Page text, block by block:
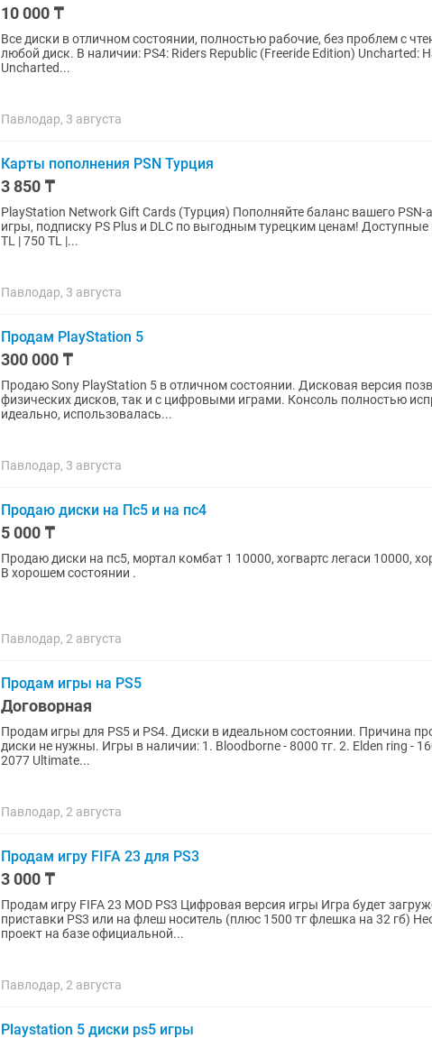
10 000 ₸
Все диски в отличном состоянии, полностью рабочие, без проблем с
любой диск. В наличии: PS4: Riders Republic (Freeride Edition) Uncharted: Натан Дрейк. Коллекция
Uncharted...
Павлодар, 3 августа
Карты пополнения PSN Турция
3 850 ₸
PlayStation Network Gift Cards (Турция) Пополняйте баланс вашего PSN-аккаунта и покупайте
игры, подписку PS Plus и DLC по выгодным турецким ценам! Доступные номиналы: 250 TL | 500
TL | 750 TL |...
Павлодар, 3 августа
Продам PlayStation 5
300 000 ₸
Продаю Sony PlayStation 5 в отличном состоянии. Дисковая версия
физических дисков, так и с цифровыми играми. Консоль полностью
идеально, использовалась...
Павлодар, 3 августа
Продаю диски на Пс5 и на пс4
5 000 ₸
Продаю диски на пс5, мортал комбат 1 10000, хогвартс легаси 10000,
В хорошем состоянии .
Павлодар, 2 августа
Продам игры на PS5
Договорная
Продам игры для PS5 и PS4. Диски в идеальном состоянии. Причина
диски не нужны. Игры в наличии: 1. Bloodborne - 8000 тг. 2. Elden ring - 16000 тг. 3. Cyberpunk
2077 Ultimate...
Павлодар, 2 августа
Продам игру FIFA 23 для PS3
3 000 ₸
Продам игру FIFA 23 MOD PS3 Цифровая версия игры Игра будет загружена на жесткий диск
приставки PS3 или на флеш носитель (плюс 1500 тг флешка на 32 гб) Неофициальный фан
проект на базе официальной...
Павлодар, 2 августа
Playstation 5 диски ps5 игры